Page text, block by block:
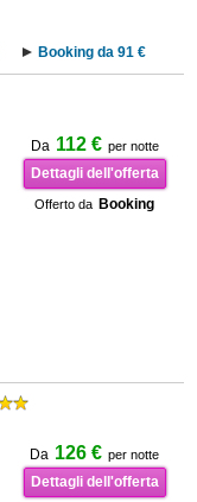
Booking da 91 €
Da 112 € per notte
Dettagli dell'offerta
Offerto da Booking
Da 126 € per notte
Dettagli dell'offerta